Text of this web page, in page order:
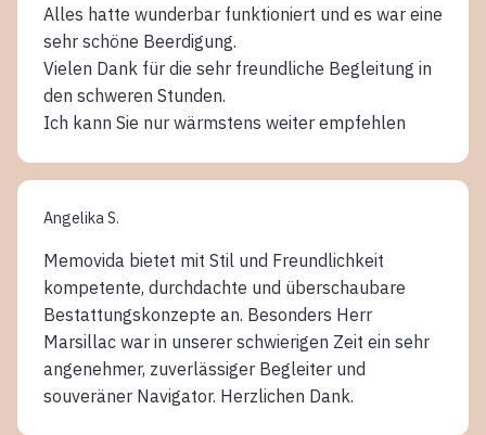
Alles hatte wunderbar funktioniert und es war eine
sehr schöne Beerdigung.
Vielen Dank für die sehr freundliche Begleitung in
den schweren Stunden.
Ich kann Sie nur wärmstens weiter empfehlen
Angelika S.
Memovida bietet mit Stil und Freundlichkeit
kompetente, durchdachte und überschaubare
Bestattungskonzepte an. Besonders Herr
Marsillac war in unserer schwierigen Zeit ein sehr
angenehmer, zuverlässiger Begleiter und
souveräner Navigator. Herzlichen Dank.